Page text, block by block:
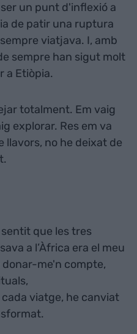
ser un punt d'inflexió a
de patir una ruptura
viatjava. I, amb
sempre han sigut molt
a Etiòpia.
totalment. Em vaig
explorar. Res em va
llavors, no he deixat de
que les tres
a l’Àfrica era el meu
me'n compte,
viatge, he canviat